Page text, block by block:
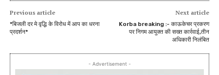
Previous article
*बिजली दर मे वृद्धि के विरोध में आप का धरना
प्रदर्शन*
Next article
Korba breaking :- काऊकेचर प्रकरण
पर निगम आयुक्त की सख्त कार्रवाई,तीन
अधिकारी निलंबित
- Advertisement -